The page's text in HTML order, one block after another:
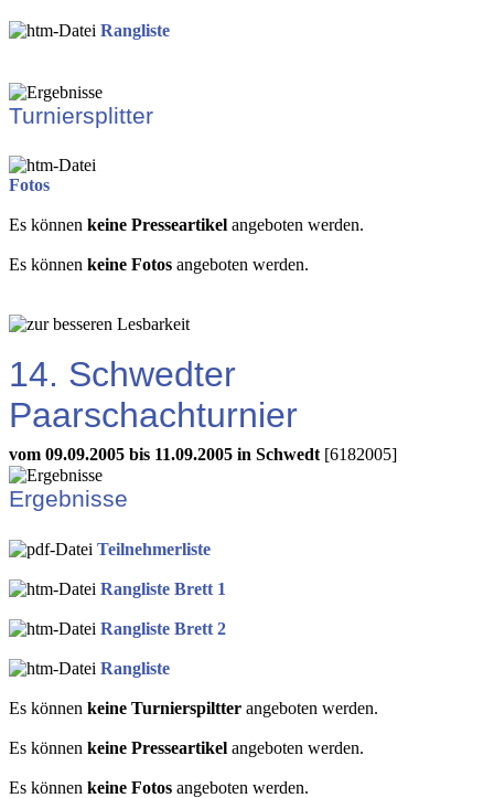
Rangliste
Turniersplitter
Fotos
Es können keine Presseartikel angeboten werden.
Es können keine Fotos angeboten werden.
14. Schwedter
Paarschachturnier
vom 09.09.2005 bis 11.09.2005 in Schwedt [6182005]
Ergebnisse
Teilnehmerliste
Rangliste Brett 1
Rangliste Brett 2
Rangliste
Es können keine Turnierspiltter angeboten werden.
Es können keine Presseartikel angeboten werden.
Es können keine Fotos angeboten werden.